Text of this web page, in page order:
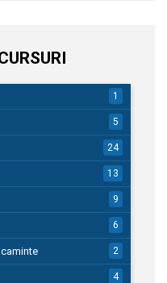
1
5
24
13
9
6
2
4